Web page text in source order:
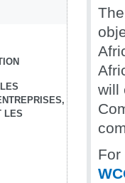
LES
will